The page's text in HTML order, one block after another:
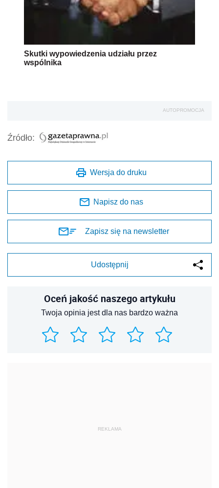
Skutki wypowiedzenia udziału przez
wspólnika
AUTOPROMOCJA
Źródło:
Wersja do druku
Napisz do nas
Zapisz się na newsletter
Udostępnij
Oceń jakość naszego artykułu
Twoja opinia jest dla nas bardzo ważna
REKLAMA